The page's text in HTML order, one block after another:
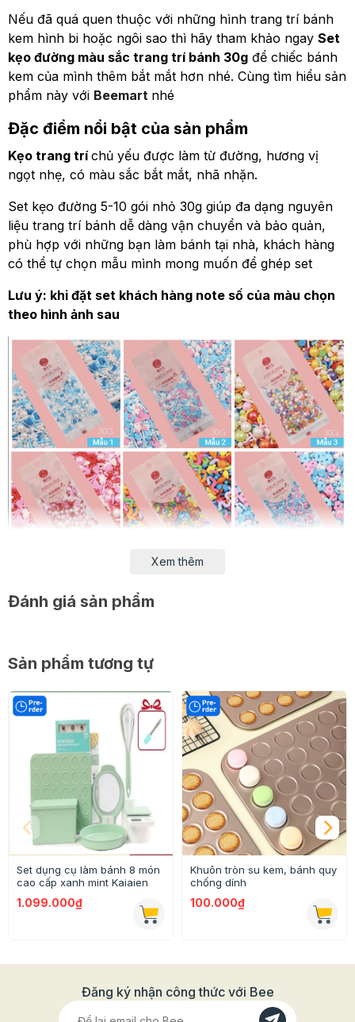
Nếu đã quá quen thuộc với những hình trang trí bánh
kem hình bi hoặc ngôi sao thì hãy tham khảo ngay Set
kẹo đường màu sắc trang trí bánh 30g để chiếc bánh
kem của mình thêm bắt mắt hơn nhé. Cùng tìm hiểu sản
phẩm này với Beemart nhé
Đặc điểm nổi bật của sản phẩm
Kẹo trang tríchủ yếu được làm từ đường, hương vị
ngọt nhẹ, có màu sắc bắt mắt, nhã nhặn.
Set kẹo đường 5-10 gói nhỏ 30g giúp đa dạng nguyên
liệu trang trí bánh dễ dàng vận chuyển và bảo quản,
phù hợp với những bạn làm bánh tại nhà, khách hàng
có thể tự chọn mẫu mình mong muốn để ghép set
Lưu ý: khi đặt set khách hàng note số của màu chọn
theo hình ảnh sau
Xem thêm
Đánh giá sản phẩm
Sản phẩm tương tự
Set dụng cụ làm bánh 8 món
cao cấp xanh mint Kaiaien
1.099.000₫
Khuôn tròn su kem, bánh quy
chống dính
100.000₫
Đăng ký nhận công thức với Bee